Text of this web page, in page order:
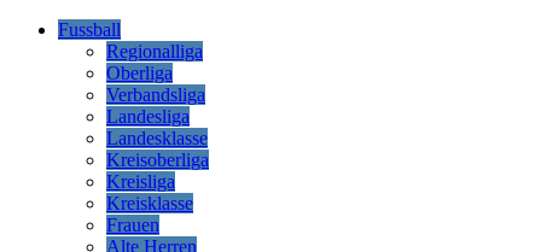
Fussball
Regionalliga
Oberliga
Verbandsliga
Landesliga
Landesklasse
Kreisoberliga
Kreisliga
Kreisklasse
Frauen
Alte Herren